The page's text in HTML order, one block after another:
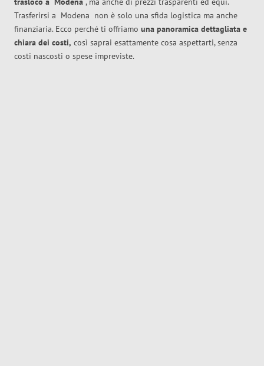
Trasferirsi a Modena non è solo una sfida logistica ma anche
finanziaria. Ecco perché ti offriamo una panoramica dettagliata e
chiara dei costi, così saprai esattamente cosa aspettarti, senza
costi nascosti o spese impreviste.